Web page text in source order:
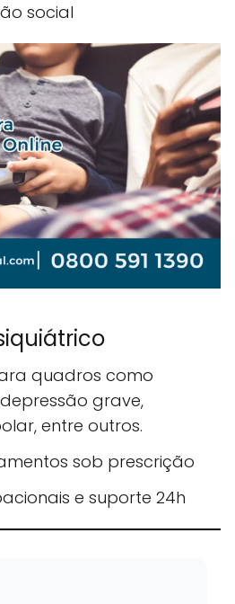
social
quadros como
grave,
entre outros.
sob prescrição
e suporte 24h